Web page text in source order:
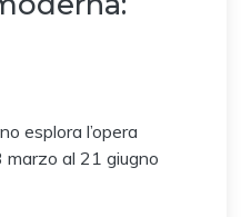
esplora l’opera
marzo al 21 giugno